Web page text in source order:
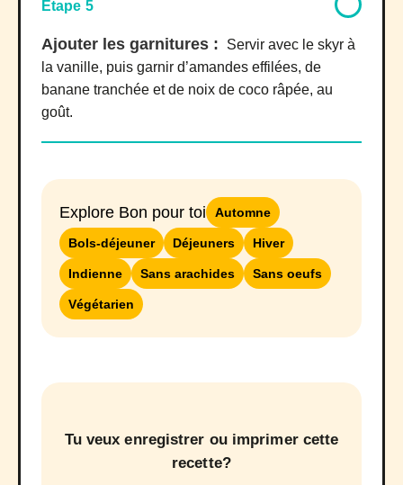
Étape 5
Ajouter les garnitures :
Servir avec le skyr à
la vanille, puis garnir d’amandes effilées, de
banane tranchée et de noix de coco râpée, au
goût.
Explore Bon pour toi Automne
Bols-déjeuner Déjeuners Hiver
Indienne Sans arachides Sans oeufs
Végétarien
Tu veux enregistrer ou imprimer cette
recette?